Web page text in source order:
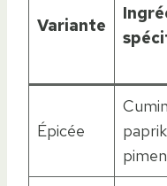
Variante
Épicée